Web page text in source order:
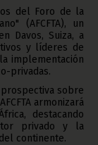
del Foro de la
(AFCFTA), un
Davos, Suiza, a
y líderes de
implementación
privadas.
sobre
armonizará
destacando
privado y la
continente.